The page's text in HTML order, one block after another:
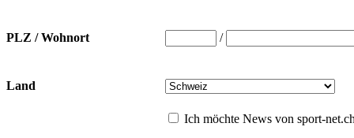
PLZ / Wohnort /
Land
Ich möchte News von sport-